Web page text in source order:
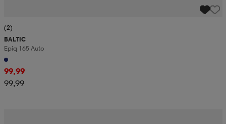
(2)
BALTIC
Epiq 165 Auto
99,99
99,99